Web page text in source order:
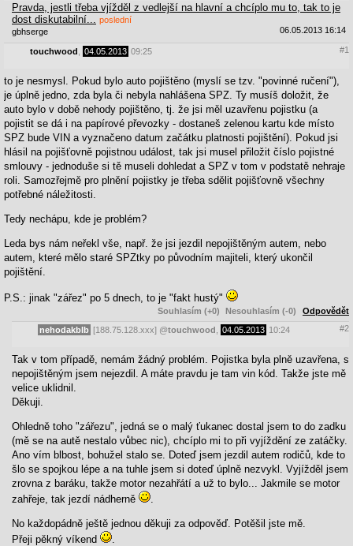
Pravda, jestli třeba vjížděl z vedlejší na hlavní a chcíplo mu to, tak to je
dost diskutabilní...
poslední
gbhserge
06.05.2013 16:14
touchwood 04.05.2013 09:25 #1
to je nesmysl. Pokud bylo auto pojištěno (myslí se tzv. "povinné ručení"),
je úplně jedno, zda byla či nebyla nahlášena SPZ. Ty musíš doložit, že
auto bylo v době nehody pojištěno, tj. že jsi měl uzavřenu pojistku (a
pojistit se dá i na papírové převozky - dostaneš zelenou kartu kde místo
SPZ bude VIN a vyznačeno datum začátku platnosti pojištění). Pokud jsi
hlásil na pojišťovně pojistnou událost, tak jsi musel přiložit číslo pojistné
smlouvy - jednoduše si tě museli dohledat a SPZ v tom v podstatě nehraje
roli. Samozřejmě pro plnění pojistky je třeba sdělit pojišťovně všechny
potřebné náležitosti.
Tedy nechápu, kde je problém?
Leda bys nám neřekl vše, např. že jsi jezdil nepojištěným autem, nebo
autem, které mělo staré SPZtky po původním majiteli, který ukončil
pojištění.
P.S.: jinak "zářez" po 5 dnech, to je "fakt hustý"
Souhlasím (+0) Nesouhlasím (-0) Odpovědět
nehodakblb [188.75.128.xxx] @touchwood 04.05.2013 10:24 #2
Tak v tom případě, nemám žádný problém. Pojistka byla plně uzavřena, s
nepojištěným jsem nejezdil. A máte pravdu je tam vin kód. Takže jste mě
velice uklidnil.
Děkuji.
Ohledně toho "zářezu", jedná se o malý ťukanec dostal jsem to do zadku
(mě se na autě nestalo vůbec nic), chcíplo mi to při vyjíždění ze zatáčky.
Ano vím blbost, bohužel stalo se. Doteď jsem jezdil autem rodičů, kde to
šlo se spojkou lépe a na tuhle jsem si doteď úplně nezvykl. Vyjížděl jsem
zrovna z baráku, takže motor nezahřátí a už to bylo... Jakmile se motor
zahřeje, tak jezdí nádherně
No každopádně ještě jednou děkuji za odpověď. Potěšil jste mě.
Přeji pěkný víkend